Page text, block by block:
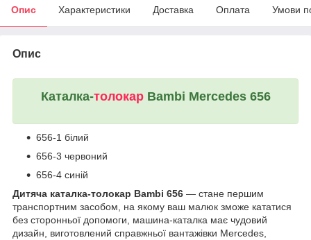
Опис Характеристики Доставка Оплата Умови
Опис
Каталка-толокарBambi Mercedes 656
656-1 білий
656-3 червоний
656-4 синій
Дитяча каталка-толокар Bambi 656 — стане першим
транспортним засобом, на якому ваш малюк зможе кататися
без сторонньої допомоги, машина-каталка має чудовий
дизайн, виготовлений справжньої вантажівки Mercedes,